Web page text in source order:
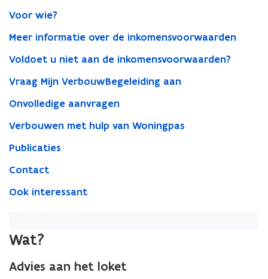
Voor wie?
Meer informatie over de inkomensvoorwaarden
Voldoet u niet aan de inkomensvoorwaarden?
Vraag Mijn VerbouwBegeleiding aan
Onvolledige aanvragen
Verbouwen met hulp van Woningpas
Publicaties
Contact
Ook interessant
Wat?
Advies aan het loket